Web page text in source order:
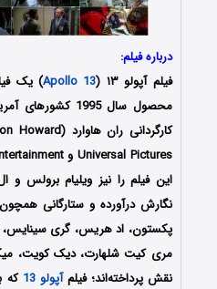
درباره فیلم:
فیلم آپولو ۱۳ (
Apollo 13) یک
محصول سال 1995
این فیلم را نیز ویلیام برولس
نگارش درآورده و ستارگانی
پکستون، اد هریس، گری سینایس،
مری کیت شلهارت، دیک کویت،
نقش پرداخته‌اند؛ فیلمآپولو 13